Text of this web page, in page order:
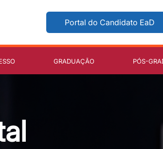
Portal do Candidato EaD
GRADUAÇÃO PÓS-